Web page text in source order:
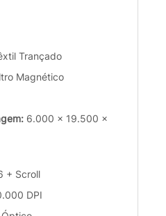
Trançado
Magnético
6.000 x 19.500 x
+ Scroll
DPI